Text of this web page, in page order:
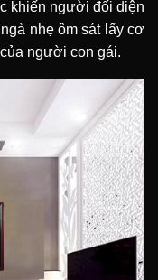
khiến người đối diện
nhẹ ôm sát lấy cơ
người con gái.